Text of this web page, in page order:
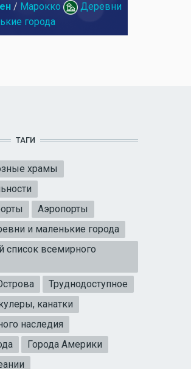
/ Марокко
Деревни
города
ТАГИ
храмы
Аэропорты
и маленькие города
список всемирного
Труднодоступное
канатки
наследия
Города Америки